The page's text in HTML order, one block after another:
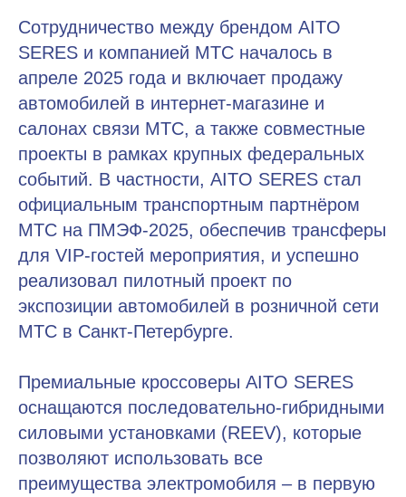
Сотрудничество между брендом AITO
SERES и компанией МТС началось в
апреле 2025 года и включает продажу
автомобилей в интернет-магазине и
салонах связи МТС, а также совместные
проекты в рамках крупных федеральных
событий. В частности, AITO SERES стал
официальным транспортным партнёром
МТС на ПМЭФ-2025, обеспечив трансферы
для VIP-гостей мероприятия, и успешно
реализовал пилотный проект по
экспозиции автомобилей в розничной сети
МТС в Санкт-Петербурге.
Премиальные кроссоверы AITO SERES
оснащаются последовательно-гибридными
силовыми установками (REEV), которые
позволяют использовать все
преимущества электромобиля – в первую